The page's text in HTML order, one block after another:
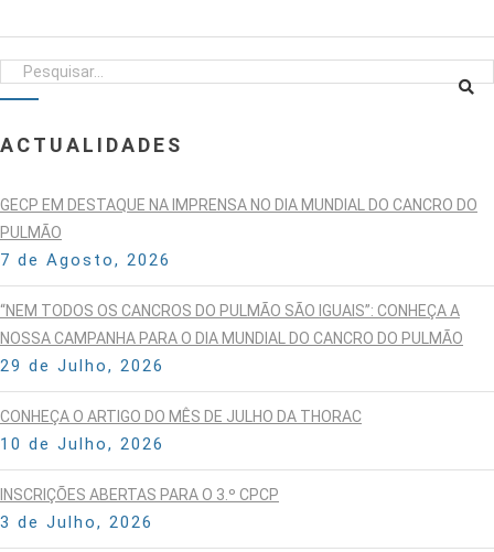
ACTUALIDADES
GECP EM DESTAQUE NA IMPRENSA NO DIA MUNDIAL DO CANCRO DO
PULMÃO
7 de Agosto, 2026
“NEM TODOS OS CANCROS DO PULMÃO SÃO IGUAIS”: CONHEÇA A
NOSSA CAMPANHA PARA O DIA MUNDIAL DO CANCRO DO PULMÃO
29 de Julho, 2026
CONHEÇA O ARTIGO DO MÊS DE JULHO DA THORAC
10 de Julho, 2026
INSCRIÇÕES ABERTAS PARA O 3.º CPCP
3 de Julho, 2026